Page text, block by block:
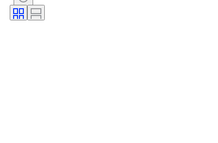
Signature
Mouvement de montre